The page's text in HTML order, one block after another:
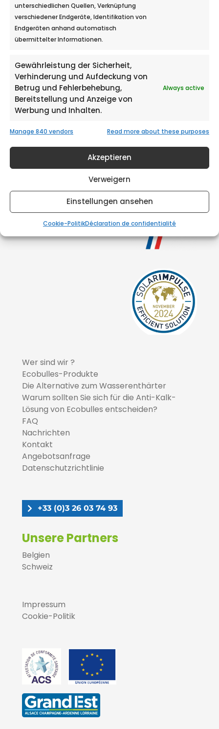
unterschiedlichen Quellen, Verknüpfung
verschiedener Endgeräte, Identifikation von
Endgeräten anhand automatisch
übermittelter Informationen.
Gewährleistung der Sicherheit,
Verhinderung und Aufdeckung von
Betrug und Fehlerbehebung,
Bereitstellung und Anzeige von
Werbung und Inhalten.
Always active
Manage 840 vendors Read more about these purposes
Akzeptieren
Verweigern
Einstellungen ansehen
Cookie-PolitikDéclaration de confidentialité
Wer sind wir ?
Ecobulles-Produkte
Die Alternative zum Wasserenthärter
Warum sollten Sie sich für die Anti-Kalk-
Lösung von Ecobulles entscheiden?
FAQ
Nachrichten
Kontakt
Angebotsanfrage
Datenschutzrichtlinie
+33 (0)3 26 03 74 93
Unsere Partners
Belgien
Schweiz
Impressum
Cookie-Politik